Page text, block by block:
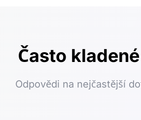
Často
Odpovědi na nejčastější